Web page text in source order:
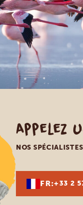
Appelez
NOS
FR:+33 2